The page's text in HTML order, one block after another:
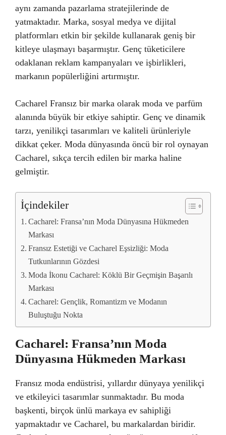
aynı zamanda pazarlama stratejilerinde de
yatmaktadır. Marka, sosyal medya ve dijital
platformları etkin bir şekilde kullanarak geniş bir
kitleye ulaşmayı başarmıştır. Genç tüketicilere
odaklanan reklam kampanyaları ve işbirlikleri,
markanın popülerliğini artırmıştır.
Cacharel Fransız bir marka olarak moda ve parfüm
alanında büyük bir etkiye sahiptir. Genç ve dinamik
tarzı, yenilikçi tasarımları ve kaliteli ürünleriyle
dikkat çeker. Moda dünyasında öncü bir rol oynayan
Cacharel, sıkça tercih edilen bir marka haline
gelmiştir.
İçindekiler
Cacharel: Fransa’nın Moda Dünyasına Hükmeden
Markası
Fransız Estetiği ve Cacharel Eşsizliği: Moda
Tutkunlarının Gözdesi
Moda İkonu Cacharel: Köklü Bir Geçmişin Başarılı
Markası
Cacharel: Gençlik, Romantizm ve Modanın
Buluştuğu Nokta
Cacharel: Fransa’nın Moda
Dünyasına Hükmeden Markası
Fransız moda endüstrisi, yıllardır dünyaya yenilikçi
ve etkileyici tasarımlar sunmaktadır. Bu moda
başkenti, birçok ünlü markaya ev sahipliği
yapmaktadır ve Cacharel, bu markalardan biridir.